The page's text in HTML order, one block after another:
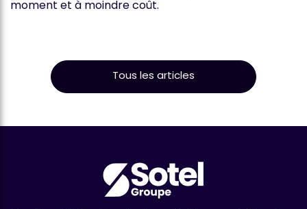
moment et à moindre coût.
Tous les articles